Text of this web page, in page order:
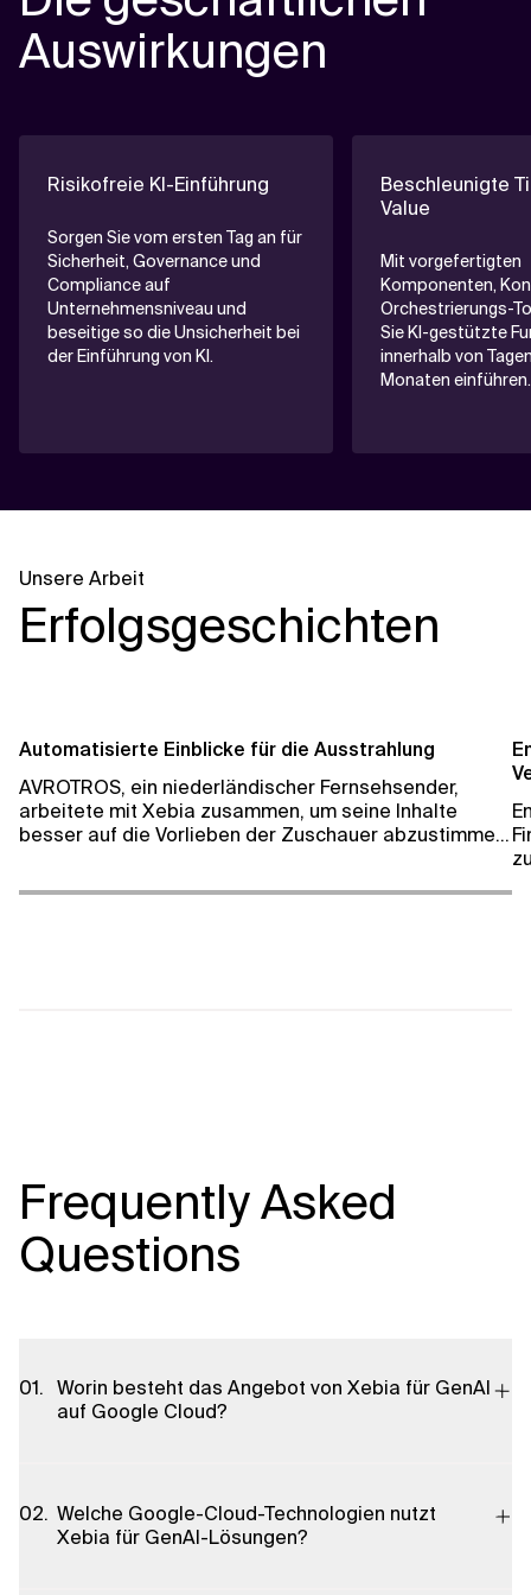
Auswirkungen
Risikofreie KI-Einführung
Sorgen Sie vom ersten Tag an für
Sicherheit, Governance und
Compliance auf
Unternehmensniveau und
beseitige so die Unsicherheit bei
der Einführung von KI.
Beschleunigte
Value
Mit vorgefertigten
Komponenten,
Orchestrierungs-
Sie KI-gestützte
innerhalb von
Monaten einführen.
Unsere Arbeit
Erfolgsgeschichten
Automatisierte Einblicke für die Ausstrahlung
AVROTROS, ein niederländischer Fernsehsender,
arbeitete mit Xebia zusammen, um seine Inhalte
besser auf die Vorlieben der Zuschauer abzustimmen.
Frequently Asked
Questions
Worin besteht das Angebot von Xebia für GenAI
auf Google Cloud?
Generative AI auf Google Cloud: Beratung zur KI-Strategie und
Governance, Integration interner Datenquellen mit GenAI-
Modellen, Aufbau sicherer und skalierbarer Cloud-
Welche Google-Cloud-Technologien nutzt
Xebia für GenAI-Lösungen?